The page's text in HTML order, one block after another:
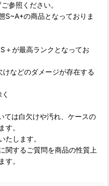
参照ください。
S~A+の商品となっておりま
＋が最高ランクとなってお
などのダメージが存在する
ては白欠けや汚れ、ケースの
す。
たします。
関するご質問を商品の性質上
す。